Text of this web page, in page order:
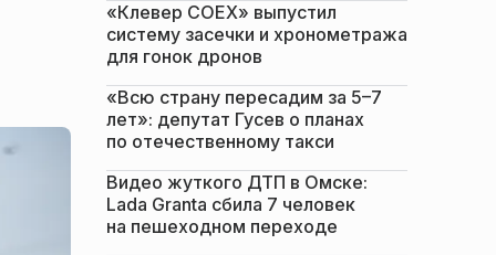
«Клевер COEX» выпустил
систему засечки и хронометража
для гонок дронов
«Всю страну пересадим за 5–7
лет»: депутат Гусев о планах
по отечественному такси
Видео жуткого ДТП в Омске:
Lada Granta сбила 7 человек
на пешеходном переходе